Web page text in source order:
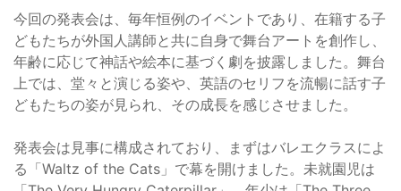
今回の発表会は、毎年恒例のイベントであり、在籍する子
どもたちが外国人講師と共に自身で舞台アートを創作し、
年齢に応じて神話や絵本に基づく劇を披露しました。舞台
上では、堂々と演じる姿や、英語のセリフを流暢に話す子
どもたちの姿が見られ、その成長を感じさせました。
発表会は見事に構成されており、まずはバレエクラスによ
る「Waltz of the Cats」で幕を開けました。未就園児は